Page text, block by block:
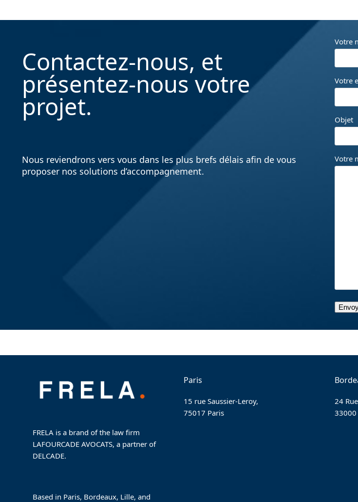
Contactez-nous, et
présentez-nous votre
projet.
Nous reviendrons vers vous dans les plus brefs délais afin de vous
proposer nos solutions d’accompagnement.
Votre
Votre
Objet
Votre
FRELA is a brand of the law firm
LAFOURCADE AVOCATS, a partner of
DELCADE.
Based in Paris, Bordeaux, Lille, and
Paris
15 rue Saussier-Leroy,
75017 Paris
24